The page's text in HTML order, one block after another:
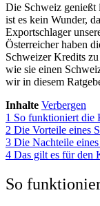
Die Schweiz genießt
ist es kein Wunder,
Exportschlager
Österreicher haben
Schweizer Kredits
wie sie einen
wir in diesem
Inhalte Verbergen
1 So funktioniert die
2 Die Vorteile eines
3 Die Nachteile
4 Das gilt es für den
So